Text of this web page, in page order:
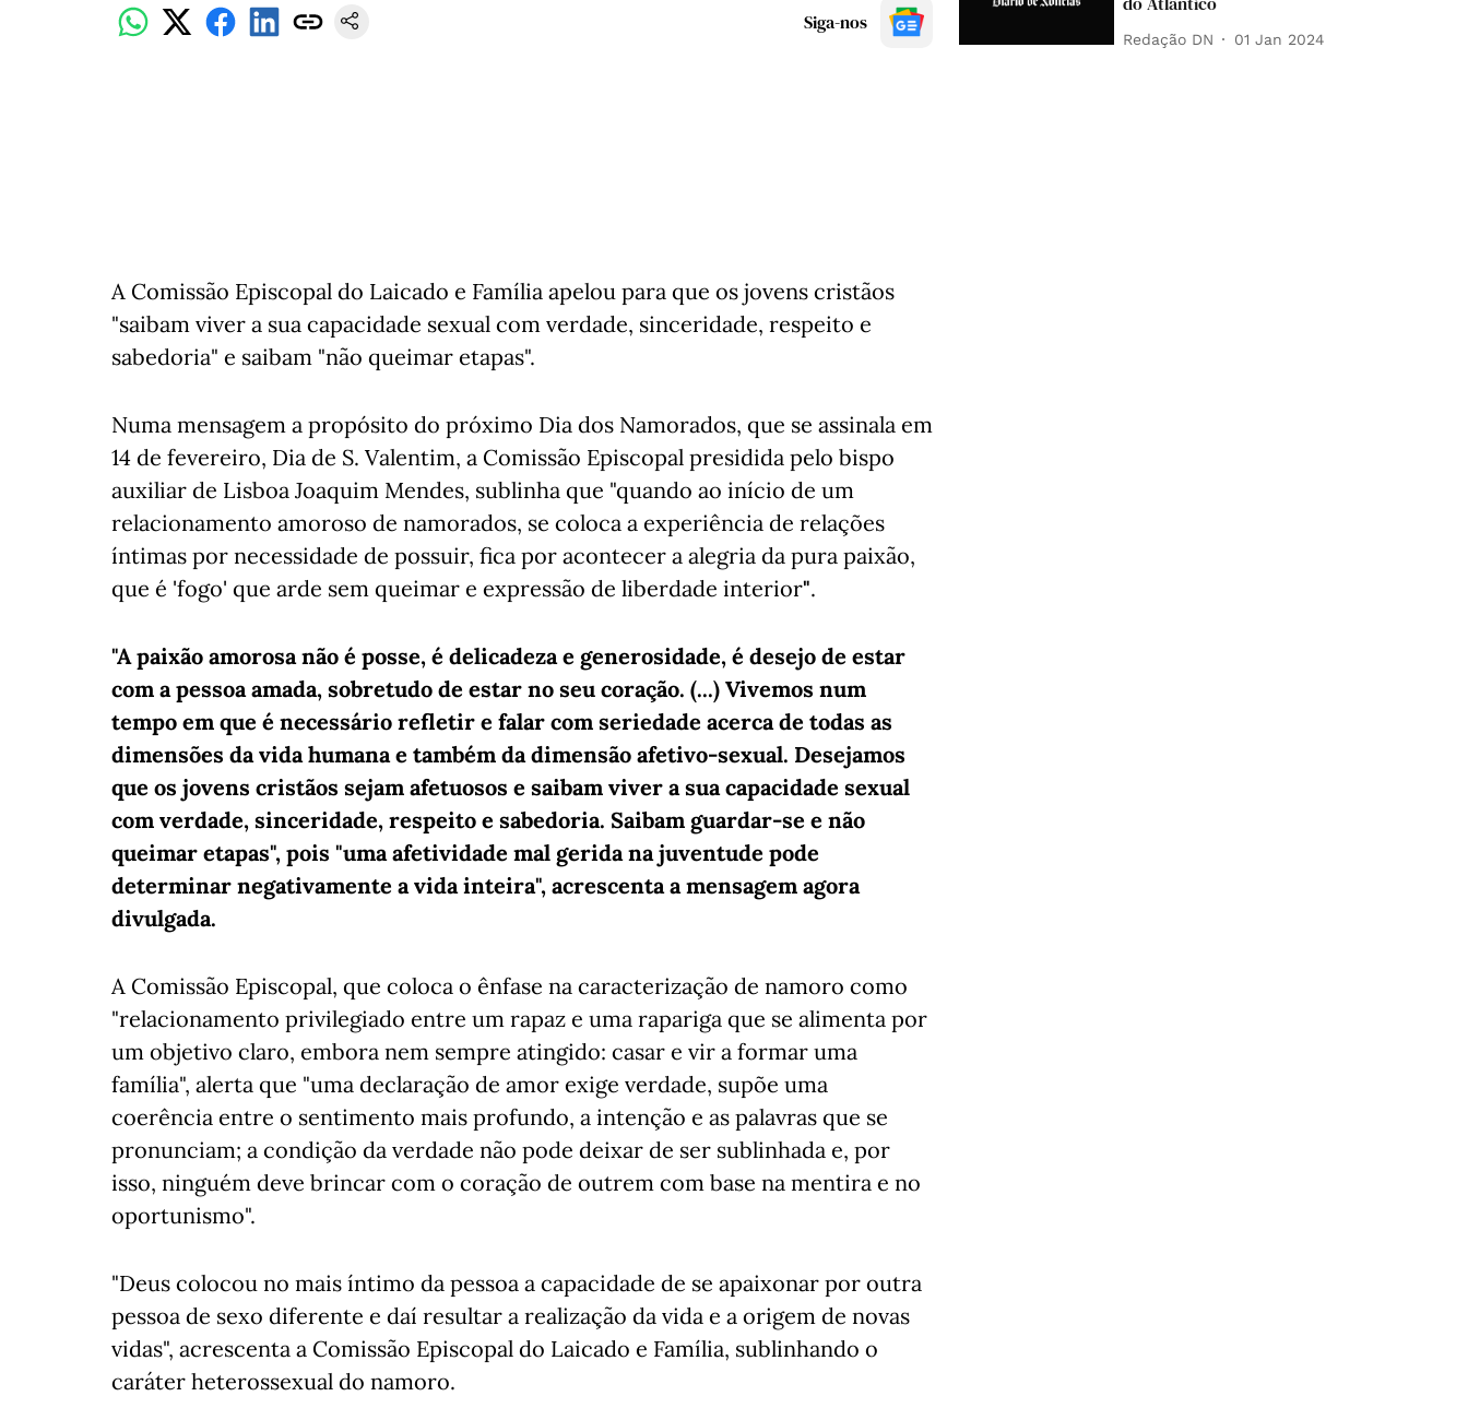
Siga-nos
A Comissão Episcopal do Laicado e Família apelou para que os jovens cristãos
"saibam viver a sua capacidade sexual com verdade, sinceridade, respeito e
sabedoria" e saibam "não queimar etapas".
Numa mensagem a propósito do próximo Dia dos Namorados, que se assinala em
14 de fevereiro, Dia de S. Valentim, a Comissão Episcopal presidida pelo bispo
auxiliar de Lisboa Joaquim Mendes, sublinha que "quando ao início de um
relacionamento amoroso de namorados, se coloca a experiência de relações
íntimas por necessidade de possuir, fica por acontecer a alegria da pura paixão,
que é 'fogo' que arde sem queimar e expressão de liberdade interior".
"A paixão amorosa não é posse, é delicadeza e generosidade, é desejo de estar
com a pessoa amada, sobretudo de estar no seu coração. (...) Vivemos num
tempo em que é necessário refletir e falar com seriedade acerca de todas as
dimensões da vida humana e também da dimensão afetivo-sexual. Desejamos
que os jovens cristãos sejam afetuosos e saibam viver a sua capacidade sexual
com verdade, sinceridade, respeito e sabedoria. Saibam guardar-se e não
queimar etapas", pois "uma afetividade mal gerida na juventude pode
determinar negativamente a vida inteira", acrescenta a mensagem agora
divulgada.
A Comissão Episcopal, que coloca o ênfase na caracterização de namoro como
"relacionamento privilegiado entre um rapaz e uma rapariga que se alimenta por
um objetivo claro, embora nem sempre atingido: casar e vir a formar uma
família", alerta que "uma declaração de amor exige verdade, supõe uma
coerência entre o sentimento mais profundo, a intenção e as palavras que se
pronunciam; a condição da verdade não pode deixar de ser sublinhada e, por
isso, ninguém deve brincar com o coração de outrem com base na mentira e no
oportunismo".
"Deus colocou no mais íntimo da pessoa a capacidade de se apaixonar por outra
pessoa de sexo diferente e daí resultar a realização da vida e a origem de novas
vidas", acrescenta a Comissão Episcopal do Laicado e Família, sublinhando o
caráter heterossexual do namoro.
Redação DN 01 Jan 2024